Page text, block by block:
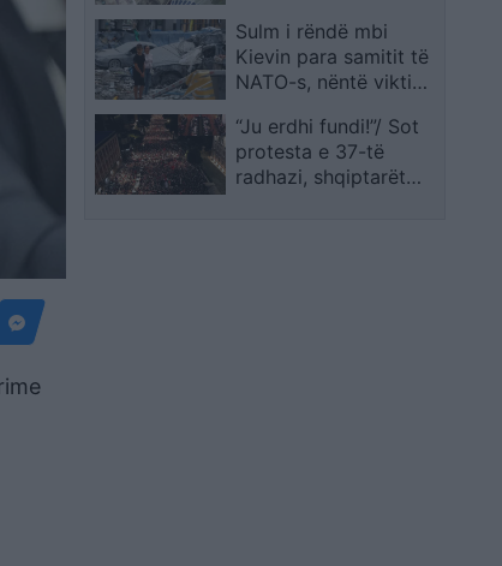
e tjera
Sulm i rëndë mbi
Kievin para samitit të
NATO-s, nëntë viktima
plagosur
“Ju erdhi fundi!”/ Sot
protesta e 37-të
radhazi, shqiptarët